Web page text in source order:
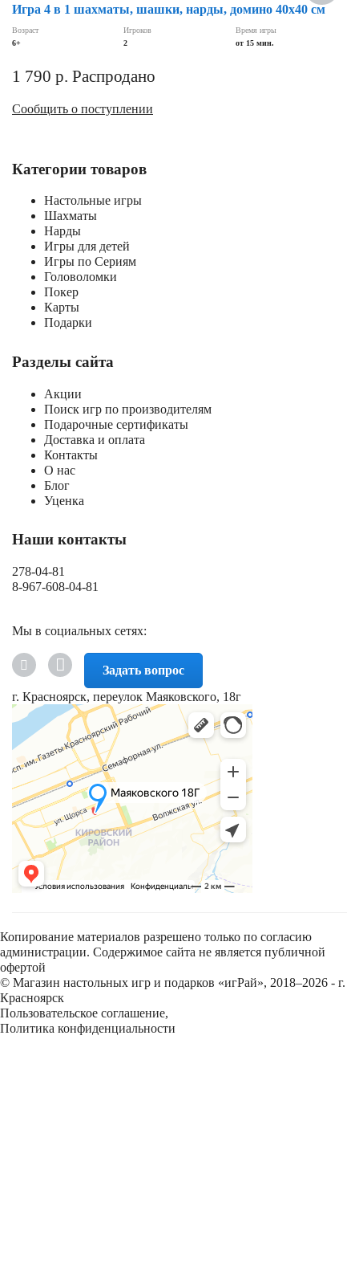
Игра 4 в 1 шахматы, шашки, нарды, домино 40х40 см
Возраст
6+
Игроков
2
Время игры
от 15 мин.
1 790 р. Распродано
Сообщить о поступлении
Категории товаров
Настольные игры
Шахматы
Нарды
Игры для детей
Игры по Сериям
Головоломки
Покер
Карты
Подарки
Разделы сайта
Акции
Поиск игр по производителям
Подарочные сертификаты
Доставка и оплата
Контакты
О нас
Блог
Уценка
Наши контакты
278-04-81
8-967-608-04-81
Мы в социальных сетях:
Задать вопрос
г. Красноярск, переулок Маяковского, 18г
Копирование материалов разрешено только по согласию
администрации. Содержимое сайта не является публичной
офертой
© Магазин настольных игр и подарков «игРай», 2018–2026 - г.
Красноярск
Пользовательское соглашение,
Политика конфиденциальности